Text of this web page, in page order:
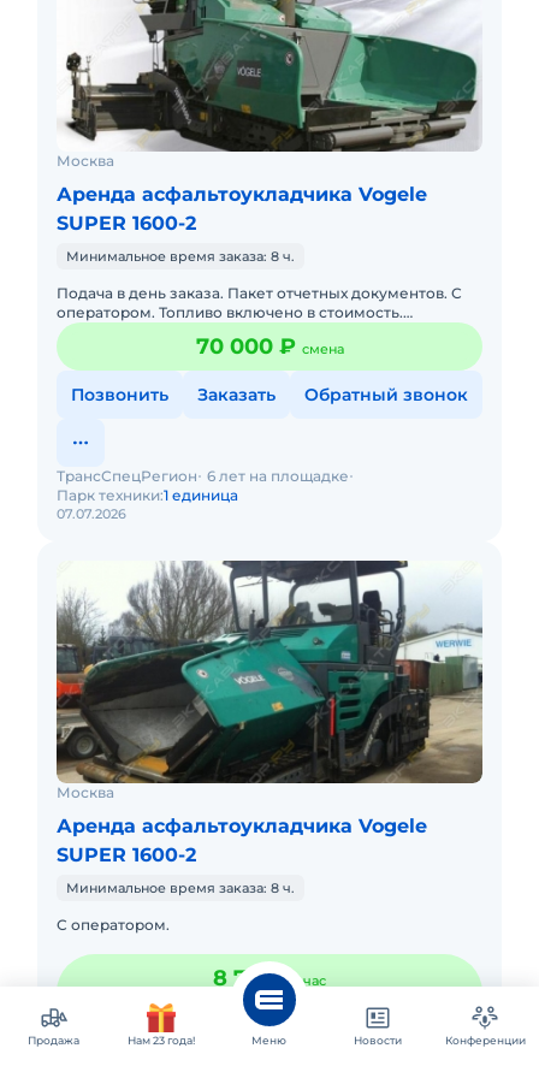
Москва
Аренда асфальтоукладчика Vogele
SUPER 1600-2
Минимальное время заказа: 8 ч.
Подача в день заказа. Пакет отчетных документов. С
оператором. Топливо включено в стоимость.
Долгосрочная аренда. Краткосрочная аренда.
Доставка силами заказчик
70 000 ₽ смена
Позвонить Заказать Обратный звонок
07.07.2026
ТрансСпецРегион 6 лет на площадке
Парк техники:1 единица
Москва
Аренда асфальтоукладчика Vogele
SUPER 1600-2
Минимальное время заказа: 8 ч.
С оператором.
8 750 ₽час
70 000 ₽
Продажа Нам 23 года! Меню Новости Конференции